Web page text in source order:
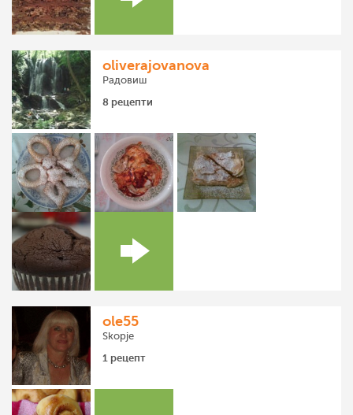
oliverajovanova
Радовиш
8 рецепти
ole55
Skopje
1 рецепт